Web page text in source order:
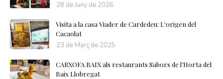
28 de Juny de 2026
Visita a la casa Viader de Cardedeu: L'origen del
Cacaolat
23 de Març de 2025
CARXOFA BAIX als restaurants Sabors de l’Horta del
Baix Llobregat